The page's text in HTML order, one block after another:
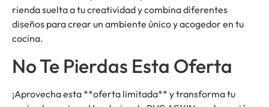
rienda suelta a tu creatividad y combina diferentes
diseños para crear un ambiente único y acogedor en tu
cocina.
No Te Pierdas Esta Oferta
¡Aprovecha esta **oferta limitada** y transforma tu